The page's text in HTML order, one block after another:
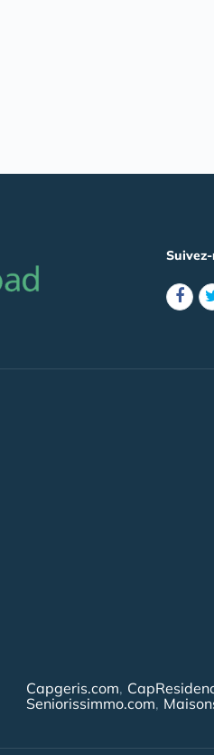
Capgeris.com
Seniorissimmo.com